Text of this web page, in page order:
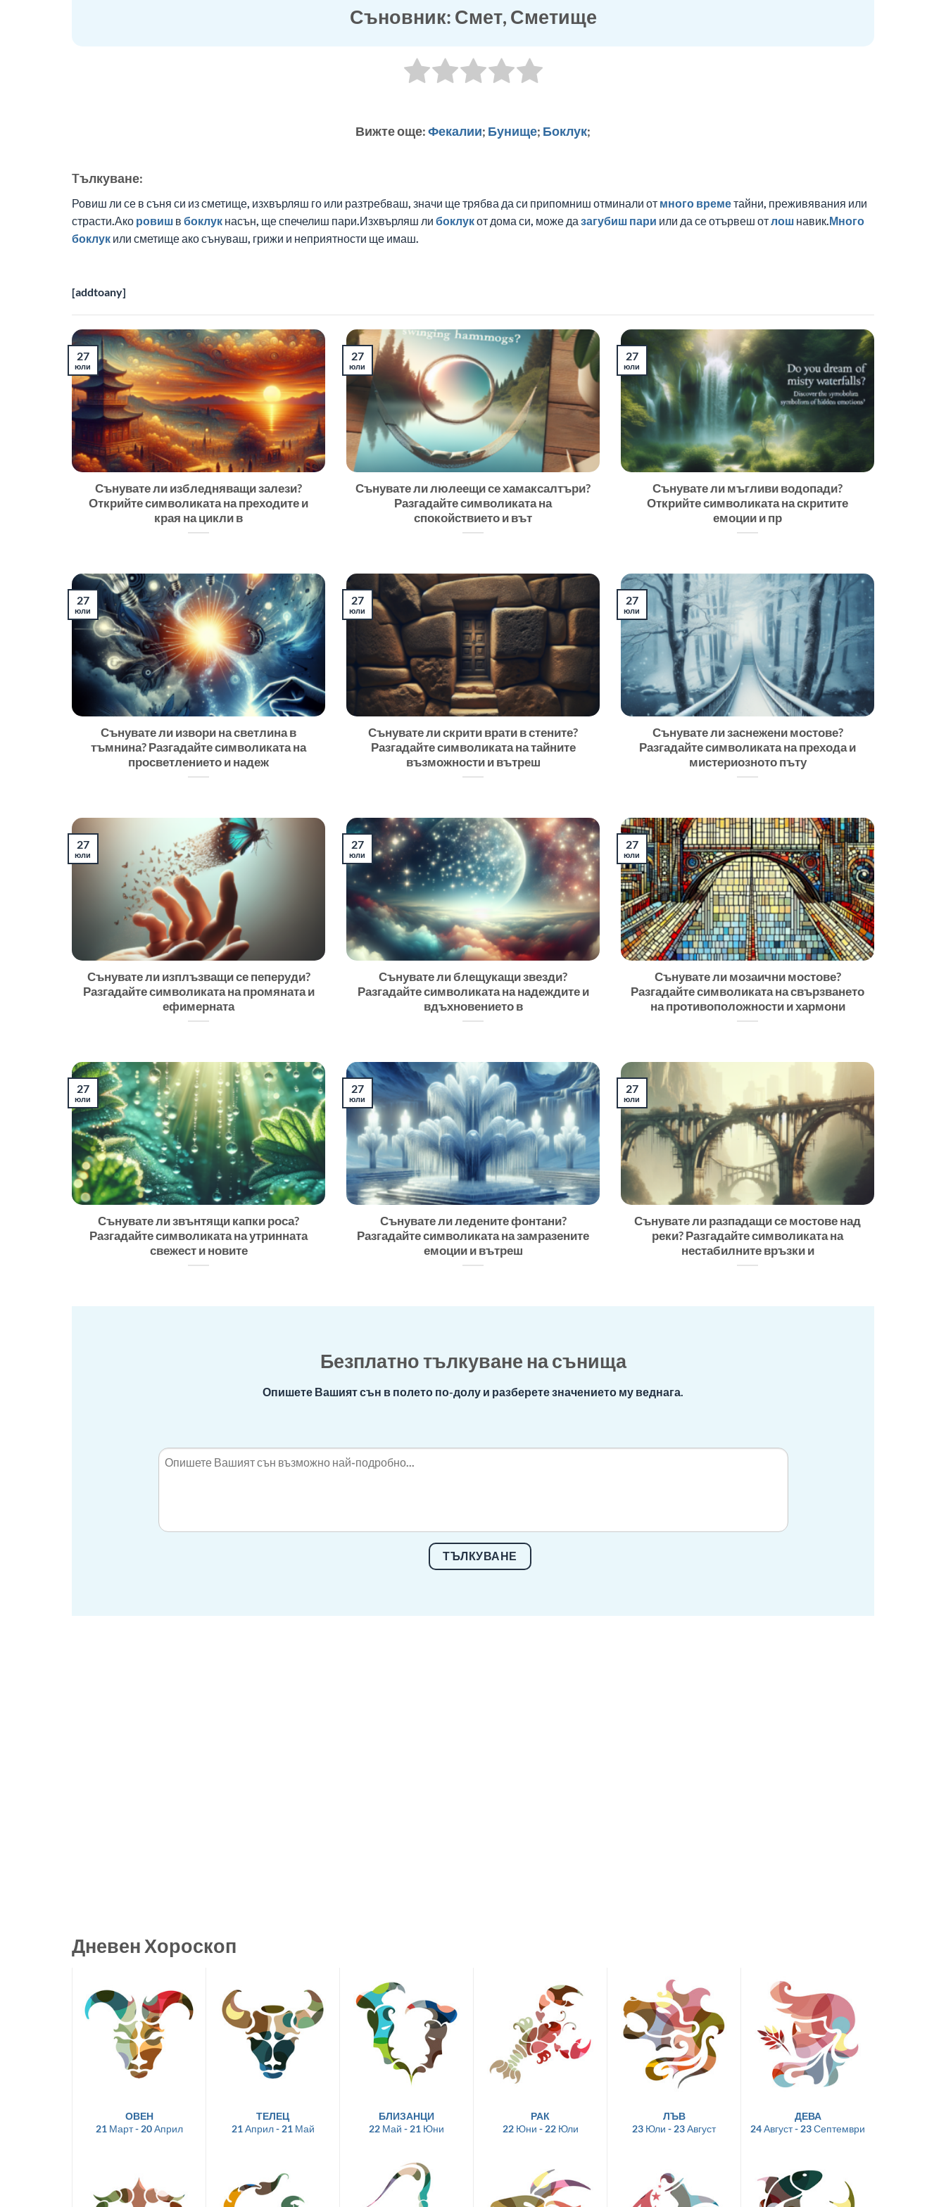
Съновник: Смет, Сметище
Вижте още:Фекалии; Бунище; Боклук;
Tълкуване:
Ровиш ли се в съня си из сметище, изхвърляш го или разтребваш, значи ще трябва да си припомниш отминали от много времетайни, преживявания или
страсти.Ако ровиш в боклук насън, ще спечелиш пари.Изхвърляш ли боклукот дома си, може да загубиш пари или да се отървеш отлош навик.Много
боклук или сметище ако сънуваш, грижи и неприятности ще имаш.
[addtoany]
Сънувате ли избледняващи залези?
Открийте символиката на преходите и
края на цикли в
27
юли
Сънувате ли люлеещи се хамаксалтъри?
Разгадайте символиката на
спокойствието и вът
27
юли
Сънувате ли мъгливи водопади?
Открийте символиката на скритите
емоции и пр
27
юли
Сънувате ли извори на светлина в
тъмнина? Разгадайте символиката на
просветлението и надеж
27
юли
Сънувате ли скрити врати в стените?
Разгадайте символиката на тайните
възможности и вътреш
27
юли
Сънувате ли заснежени мостове?
Разгадайте символиката на прехода и
мистериозното пъту
27
юли
Сънувате ли изплъзващи се пеперуди?
Разгадайте символиката на промяната и
ефимерната
27
юли
Сънувате ли блещукащи звезди?
Разгадайте символиката на надеждите и
вдъхновението в
27
юли
Сънувате ли мозаични мостове?
Разгадайте символиката на свързването
на противоположности и хармони
27
юли
Сънувате ли звънтящи капки роса?
Разгадайте символиката на утринната
свежест и новите
27
юли
Сънувате ли ледените фонтани?
Разгадайте символиката на замразените
емоции и вътреш
27
юли
Сънувате ли разпадащи се мостове над
реки? Разгадайте символиката на
нестабилните връзки и
27
юли
Безплатно тълкуване на сънища
Опишете Вашият сън в полето по-долу и разберете значението му веднага.
ТЪЛКУВАНЕ
Дневен Хороскоп
ОВЕН
21 Март - 20 Април
ТЕЛЕЦ
21 Април - 21 Май
БЛИЗАНЦИ
22 Май - 21 Юни
РАК
22 Юни - 22 Юли
ЛЪВ
23 Юли - 23 Август
ДЕВА
24 Август - 23 Септември